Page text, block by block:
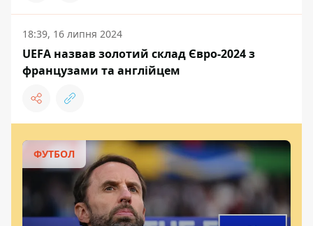
18:39, 16 липня 2024
UEFA назвав золотий склад Євро-2024 з
французами та англійцем
ФУТБОЛ